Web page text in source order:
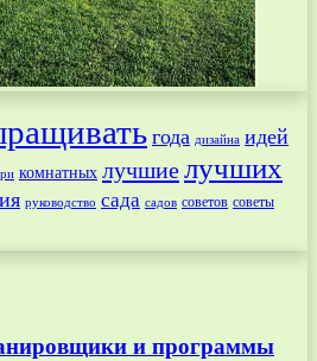
года дизайна идей
комнатных лучшиелучших
руководство сада садов советов советы
и программы